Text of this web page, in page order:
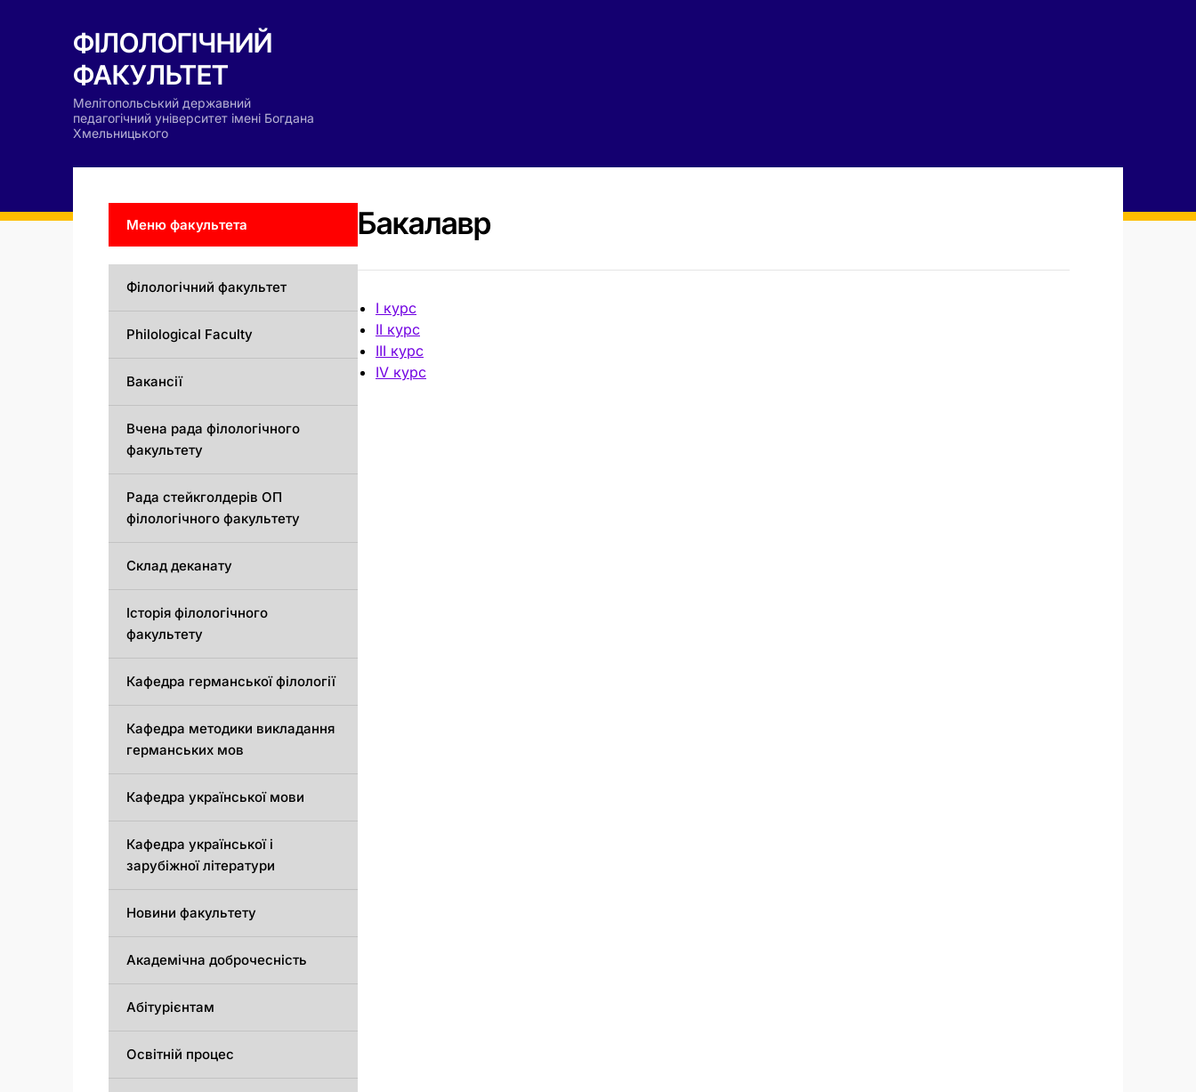
ФІЛОЛОГІЧНИЙ
ФАКУЛЬТЕТ
Мелітопольський державний
педагогічний університет імені Богдана
Хмельницького
Бакалавр
І курс
ІІ курс
ІІІ курс
IV курс
Меню факультета
Філологічний факультет
Philological Faculty
Вакансії
Вчена рада філологічного
факультету
Рада стейкголдерів ОП
філологічного факультету
Склад деканату
Історія філологічного
факультету
Кафедрa германської філології
Кафедрa методики викладання
германських мов
Кафедра української мови
Кафедра української і
зарубіжної літератури
Новини факультету
Академічна доброчесність
Абітурієнтам
Освітній процес